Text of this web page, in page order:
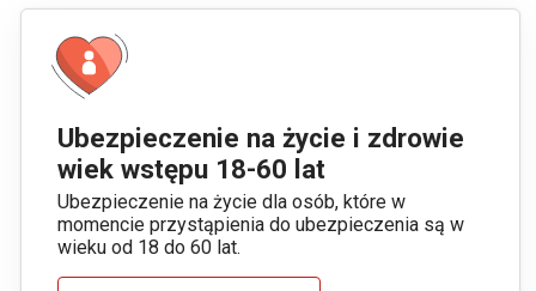
Ubezpieczenie na życie i zdrowie
wiek wstępu 18-60 lat
Ubezpieczenie na życie dla osób, które w
momencie przystąpienia do ubezpieczenia są w
wieku od 18 do 60 lat.